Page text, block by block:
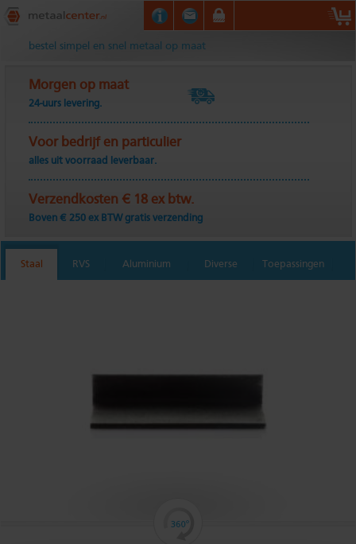
Metaalcenter.nl
bestel simpel en snel metaal op maat
Morgen op maat
24-uurs levering.
Voor bedrijf en particulier
alles uit voorraad leverbaar.
Verzendkosten € 18 ex btw.
Boven € 250 ex BTW gratis verzending
Staal RVS Aluminium Diverse Toepassingen